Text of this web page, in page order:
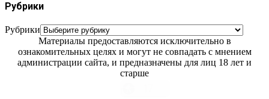
Рубрики
Рубрики
Материалы предоставляются исключительно в
ознакомительных целях и могут не совпадать с мнением
администрации сайта, и предназначены для лиц 18 лет и
старше